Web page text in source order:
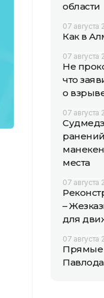
области
07 августа
Как в
07 августа
Не
что
о
07 августа
места
07 августа
–
для
07 августа
Прямые